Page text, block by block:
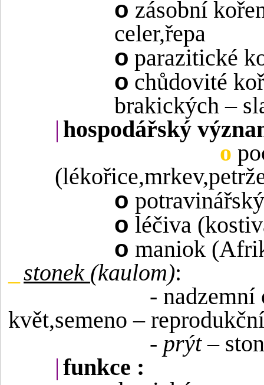
o zásobní
celer,řepa
o parazitické
o chůdovité
brakických –
| hospodářský
o
o
o léčiva
o maniok
stonek (kaulom):
- nadzemní
květ,semeno –
- prýt–
| funkce :